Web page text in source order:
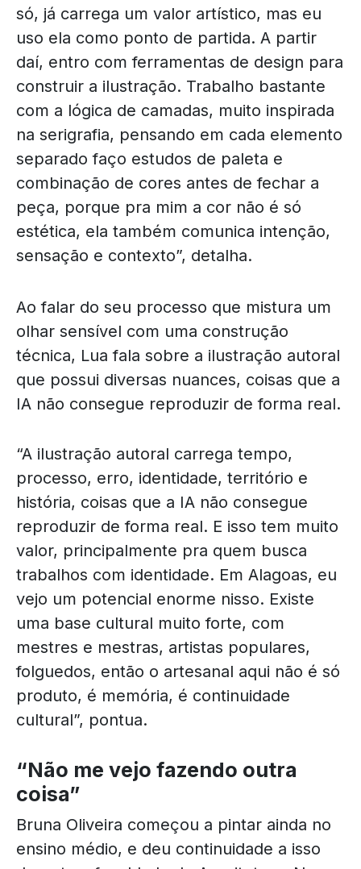
só, já carrega um valor artístico, mas eu
uso ela como ponto de partida. A partir
daí, entro com ferramentas de design para
construir a ilustração. Trabalho bastante
com a lógica de camadas, muito inspirada
na serigrafia, pensando em cada elemento
separado faço estudos de paleta e
combinação de cores antes de fechar a
peça, porque pra mim a cor não é só
estética, ela também comunica intenção,
sensação e contexto”, detalha.
Ao falar do seu processo que mistura um
olhar sensível com uma construção
técnica, Lua fala sobre a ilustração autoral
que possui diversas nuances, coisas que a
IA não consegue reproduzir de forma real.
“A ilustração autoral carrega tempo,
processo, erro, identidade, território e
história, coisas que a IA não consegue
reproduzir de forma real. E isso tem muito
valor, principalmente pra quem busca
trabalhos com identidade. Em Alagoas, eu
vejo um potencial enorme nisso. Existe
uma base cultural muito forte, com
mestres e mestras, artistas populares,
folguedos, então o artesanal aqui não é só
produto, é memória, é continuidade
cultural”, pontua.
“Não me vejo fazendo outra
coisa”
Bruna Oliveira começou a pintar ainda no
ensino médio, e deu continuidade a isso